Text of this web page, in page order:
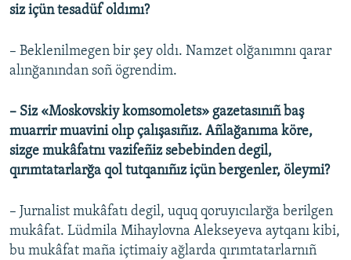
siz içün tesadüf oldımı?
– Beklenilmegen bir şey oldı. Namzet olğanımnı qarar
alınğanından soñ ögrendim.
– Siz «Moskovskiy komsomolets» gazetasınıñ baş
muarrir muavini olıp çalışasıñız. Añlağanıma köre,
sizge mukâfatnı vazifeñiz sebebinden degil,
qırımtatarlarğa qol tutqanıñız içün bergenler, öleymi?
– Jurnalist mukâfatı degil, uquq qoruyıcılarğa berilgen
mukâfat. Lüdmila Mihaylovna Alekseyeva aytqanı kibi,
bu mukâfat maña içtimaiy ağlarda qırımtatarlarnıñ